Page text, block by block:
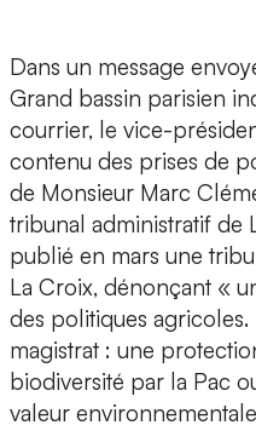
Dans un message
Grand bassin parisien
courrier, le vice-
contenu des prises de
de Monsieur Marc
tribunal administratif de
publié en mars une
La Croix, dénonçant «
des politiques agricoles.
magistrat : une
biodiversité par la Pac
valeur